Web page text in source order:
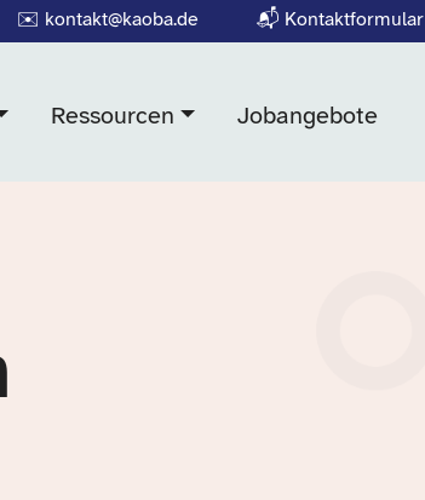
✉️ kontakt@kaoba.de 📬 Kontaktformular
Ressourcen Jobangebote